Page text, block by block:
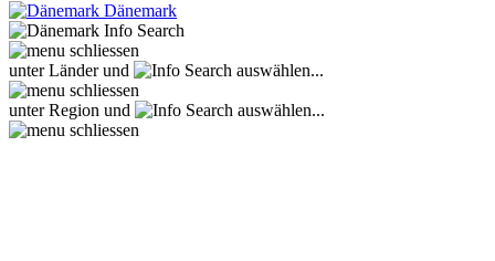
Dänemark
unter Länder und auswählen...
unter Region und auswählen...